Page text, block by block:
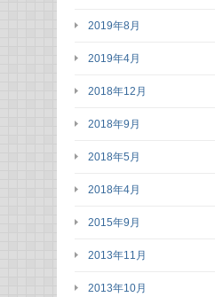
2019年8月
2019年4月
2018年12月
2018年9月
2018年5月
2018年4月
2015年9月
2013年11月
2013年10月